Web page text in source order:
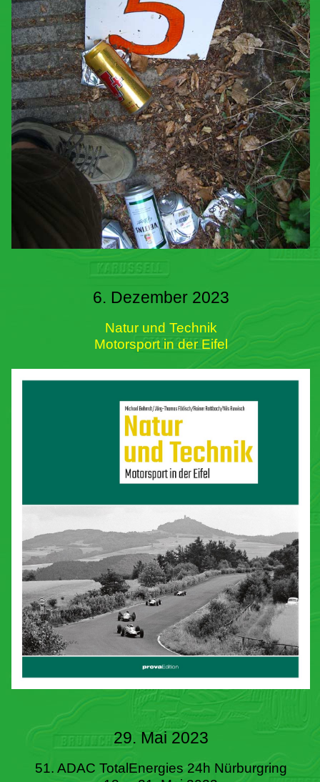
6. Dezember 2023
Natur und Technik
Motorsport in der Eifel
29. Mai 2023
51. ADAC TotalEnergies 24h Nürburgring